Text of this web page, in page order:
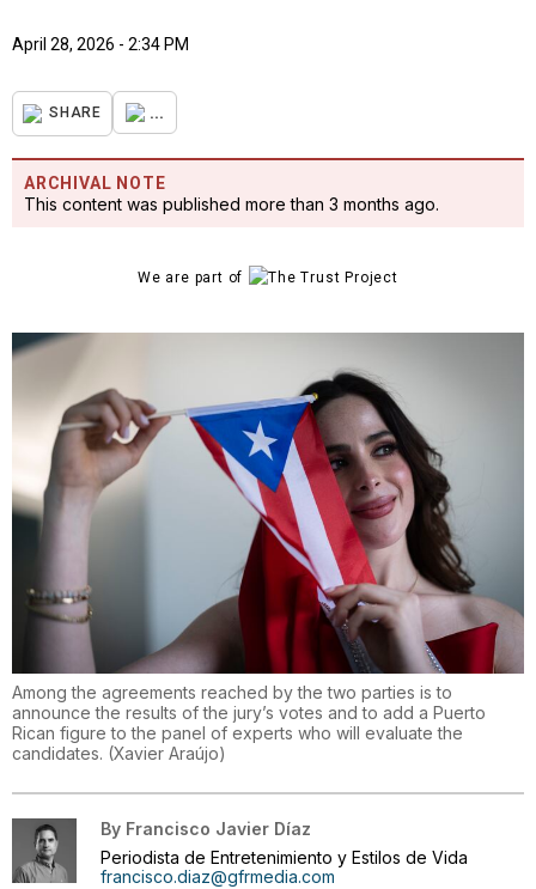
April 28, 2026 - 2:34 PM
SHARE ...
ARCHIVAL NOTE
This content was published more than 3 months ago.
We are part of
Among the agreements reached by the two parties is to
announce the results of the jury’s votes and to add a Puerto
Rican figure to the panel of experts who will evaluate the
candidates. (Xavier Araújo)
By Francisco Javier Díaz
Periodista de Entretenimiento y Estilos de Vida
francisco.diaz@gfrmedia.com